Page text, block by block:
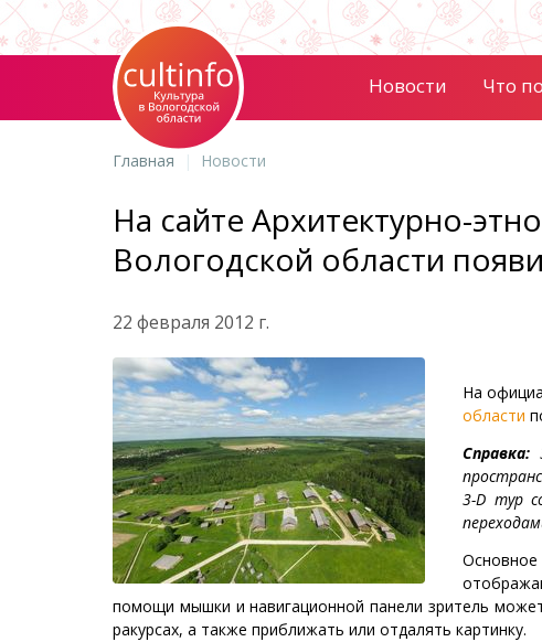
Новости Что
Главная Новости
На сайте Архитектурно-
Вологодской области
22 февраля 2012 г.
На
области
Справка:
3-D тур
помощи мышки и навигационной панели зритель
ракурсах, а также приближать или отдалять картинку.